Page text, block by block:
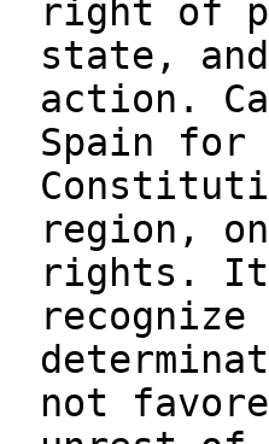
right of
state,
action.
Spain for
region,
rights. It
not